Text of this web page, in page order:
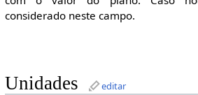
considerado neste campo.
Unidades editar